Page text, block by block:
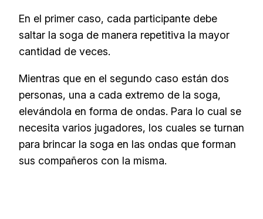
En el primer caso, cada participante debe
saltar la soga de manera repetitiva la mayor
cantidad de veces.
Mientras que en el segundo caso están dos
personas, una a cada extremo de la soga,
elevándola en forma de ondas. Para lo cual se
necesita varios jugadores, los cuales se turnan
para brincar la soga en las ondas que forman
sus compañeros con la misma.